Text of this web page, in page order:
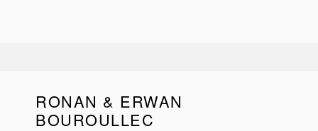
RONAN & ERWAN
BOUROULLEC